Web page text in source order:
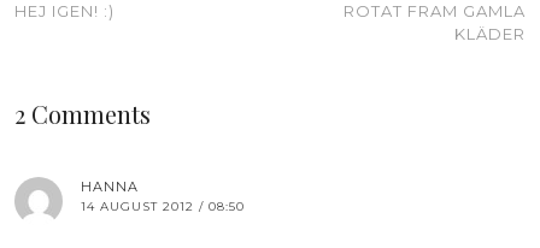
HEJ IGEN! :)
ROTAT FRAM GAMLA
KLÄDER
2 Comments
HANNA
14 AUGUST 2012 / 08:50